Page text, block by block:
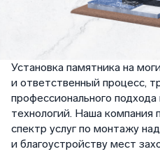
Установка памятника на
и ответственный процесс,
профессионального
технологий. Наша компания
спектр услуг по монтажу
и благоустройству мест